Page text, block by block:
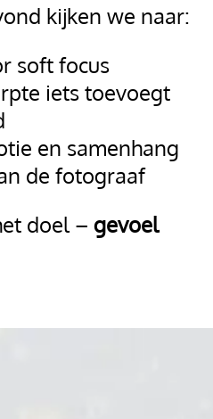
kijken we naar:
soft focus
iets toevoegt
en samenhang
de fotograaf
doel – gevoel